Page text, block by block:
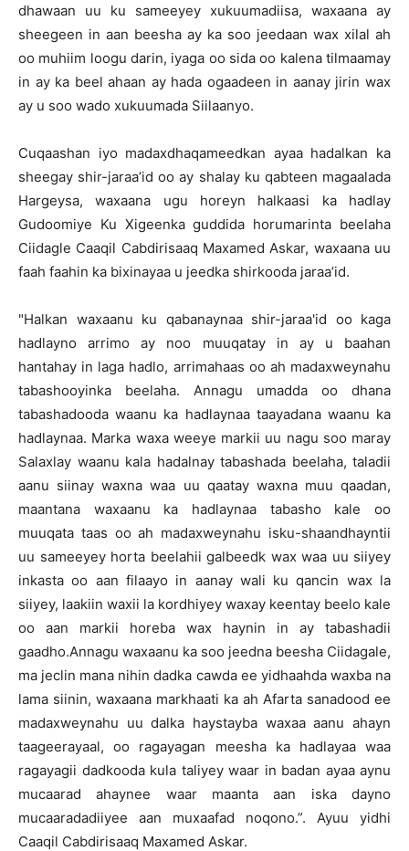
dhawaan uu ku sameeyey xukuumadiisa, waxaana ay
sheegeen in aan beesha ay ka soo jeedaan wax xilal ah
oo muhiim loogu darin, iyaga oo sida oo kalena tilmaamay
in ay ka beel ahaan ay hada ogaadeen in aanay jirin wax
ay u soo wado xukuumada Siilaanyo.
Cuqaashan iyo madaxdhaqameedkan ayaa hadalkan ka
sheegay shir-jaraa’id oo ay shalay ku qabteen magaalada
Hargeysa, waxaana ugu horeyn halkaasi ka hadlay
Gudoomiye Ku Xigeenka guddida horumarinta beelaha
Ciidagle Caaqil Cabdirisaaq Maxamed Askar, waxaana uu
faah faahin ka bixinayaa u jeedka shirkooda jaraa’id.
"Halkan waxaanu ku qabanaynaa shir-jaraa'id oo kaga
hadlayno arrimo ay noo muuqatay in ay u baahan
hantahay in laga hadlo, arrimahaas oo ah madaxweynahu
tabashooyinka beelaha. Annagu umadda oo dhana
tabashadooda waanu ka hadlaynaa taayadana waanu ka
hadlaynaa. Marka waxa weeye markii uu nagu soo maray
Salaxlay waanu kala hadalnay tabashada beelaha, taladii
aanu siinay waxna waa uu qaatay waxna muu qaadan,
maantana waxaanu ka hadlaynaa tabasho kale oo
muuqata taas oo ah madaxweynahu isku-shaandhayntii
uu sameeyey horta beelahii galbeedk wax waa uu siiyey
inkasta oo aan filaayo in aanay wali ku qancin wax la
siiyey, laakiin waxii la kordhiyey waxay keentay beelo kale
oo aan markii horeba wax haynin in ay tabashadii
gaadho.Annagu waxaanu ka soo jeedna beesha Ciidagale,
ma jeclin mana nihin dadka cawda ee yidhaahda waxba na
lama siinin, waxaana markhaati ka ah Afarta sanadood ee
madaxweynahu uu dalka haystayba waxaa aanu ahayn
taageerayaal, oo ragayagan meesha ka hadlayaa waa
ragayagii dadkooda kula taliyey waar in badan ayaa aynu
mucaarad ahaynee waar maanta aan iska dayno
mucaaradadiiyee aan muxaafad noqono.”. Ayuu yidhi
Caaqil Cabdirisaaq Maxamed Askar.